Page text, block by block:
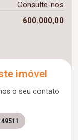
Consulte-nos
600.000,00
imóvel
o seu contato